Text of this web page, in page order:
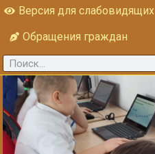
Версия для слабовидящих
Обращения граждан